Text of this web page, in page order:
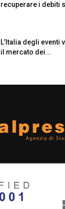
recuperare i debiti
L’Italia degli eventi
il mercato dei...